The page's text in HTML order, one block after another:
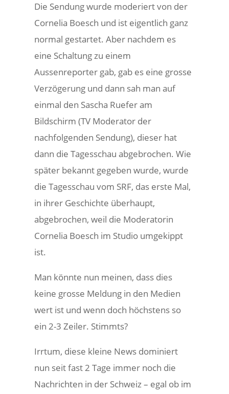
Die Sendung wurde moderiert von der
Cornelia Boesch und ist eigentlich ganz
normal gestartet. Aber nachdem es
eine Schaltung zu einem
Aussenreporter gab, gab es eine grosse
Verzögerung und dann sah man auf
einmal den Sascha Ruefer am
Bildschirm (TV Moderator der
nachfolgenden Sendung), dieser hat
dann die Tagesschau abgebrochen. Wie
später bekannt gegeben wurde, wurde
die Tagesschau vom SRF, das erste Mal,
in ihrer Geschichte überhaupt,
abgebrochen, weil die Moderatorin
Cornelia Boesch im Studio umgekippt
ist.
Man könnte nun meinen, dass dies
keine grosse Meldung in den Medien
wert ist und wenn doch höchstens so
ein 2-3 Zeiler. Stimmts?
Irrtum, diese kleine News dominiert
nun seit fast 2 Tage immer noch die
Nachrichten in der Schweiz – egal ob im